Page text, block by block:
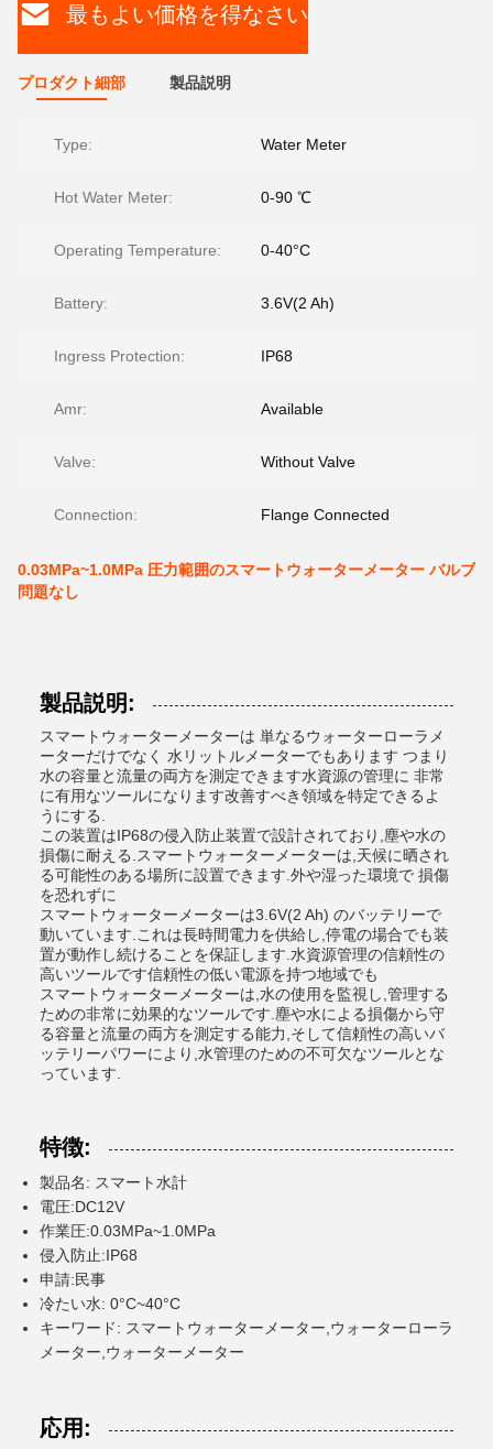
最もよい価格を得なさい
プロダクト細部 製品説明
Type: Water Meter
Hot Water Meter: 0-90 ℃
Operating Temperature: 0-40°C
Battery: 3.6V(2 Ah)
Ingress Protection: IP68
Amr: Available
Valve: Without Valve
Connection: Flange Connected
0.03MPa~1.0MPa 圧力範囲のスマートウォーターメーター バルブ
問題なし
製品説明:
スマートウォーターメーターは 単なるウォーターローラメ
ーターだけでなく 水リットルメーターでもあります つまり
水の容量と流量の両方を測定できます水資源の管理に 非常
に有用なツールになります改善すべき領域を特定できるよ
うにする.
この装置はIP68の侵入防止装置で設計されており,塵や水の
損傷に耐える.スマートウォーターメーターは,天候に晒され
る可能性のある場所に設置できます.外や湿った環境で 損傷
を恐れずに
スマートウォーターメーターは3.6V(2 Ah) のバッテリーで
動いています.これは長時間電力を供給し,停電の場合でも装
置が動作し続けることを保証します.水資源管理の信頼性の
高いツールです信頼性の低い電源を持つ地域でも
スマートウォーターメーターは,水の使用を監視し,管理する
ための非常に効果的なツールです.塵や水による損傷から守
る容量と流量の両方を測定する能力,そして信頼性の高いバ
ッテリーパワーにより,水管理のための不可欠なツールとな
っています.
特徴:
製品名: スマート水計
電圧:DC12V
作業圧:0.03MPa~1.0MPa
侵入防止:IP68
申請:民事
冷たい水: 0°C~40°C
キーワード: スマートウォーターメーター,ウォーターローラ
メーター,ウォーターメーター
応用: